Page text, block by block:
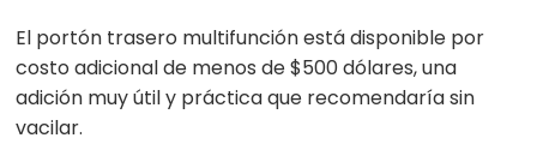
El portón trasero multifunción está disponible por
costo adicional de menos de $500 dólares, una
adición muy útil y práctica que recomendaría sin
vacilar.